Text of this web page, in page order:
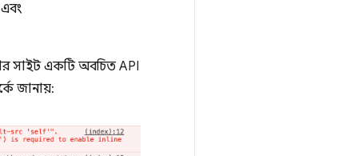
সাইট একটি অবচিত API
জানায়: